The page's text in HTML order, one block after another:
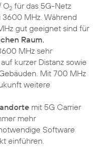
O2 für das 5G-Netz
MHz. Während
gut geeignet sind für
Raum,
MHz sehr
kurzer Distanz sowie
Mit 700 MHz
weitere
mit 5G Carrier
mehr
Software
einführen.